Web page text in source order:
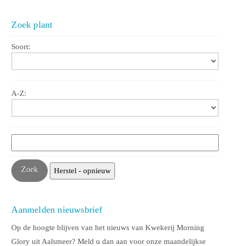
Zoek plant
Soort:
A-Z:
Aanmelden nieuwsbrief
Op de hoogte blijven van het nieuws van Kwekerij Morning
Glory uit Aalsmeer? Meld u dan aan voor onze maandelijkse